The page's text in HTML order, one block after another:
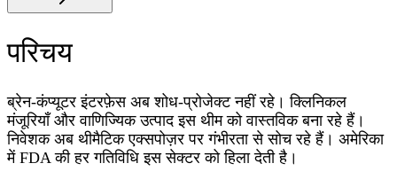
परिचय
ब्रेन-कंप्यूटर इंटरफ़ेस अब शोध-प्रोजेक्ट नहीं रहे। क्लिनिकल
मंजूरियाँ और वाणिज्यिक उत्पाद इस थीम को वास्तविक बना रहे हैं।
निवेशक अब थीमैटिक एक्सपोज़र पर गंभीरता से सोच रहे हैं। अमेरिका
में FDA की हर गतिविधि इस सेक्टर को हिला देती है।